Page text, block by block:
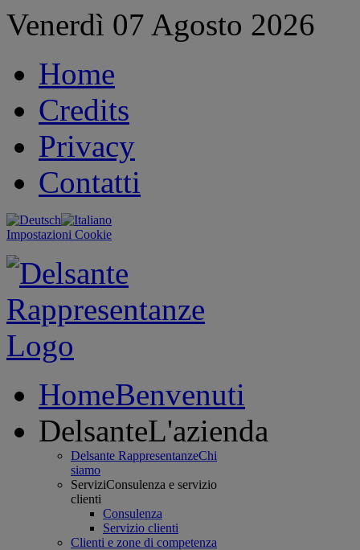
Venerdì 07 Agosto 2026
Home
Credits
Privacy
Contatti
Impostazioni Cookie
HomeBenvenuti
DelsanteL'azienda
Delsante RappresentanzeChi
siamo
ServiziConsulenza e servizio
clienti
Consulenza
Servizio clienti
Clienti e zone di competenza